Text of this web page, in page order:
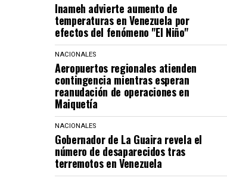
Inameh advierte aumento de
temperaturas en Venezuela por
efectos del fenómeno "El Niño"
NACIONALES
Aeropuertos regionales atienden
contingencia mientras esperan
reanudación de operaciones en
Maiquetía
NACIONALES
Gobernador de La Guaira revela el
número de desaparecidos tras
terremotos en Venezuela